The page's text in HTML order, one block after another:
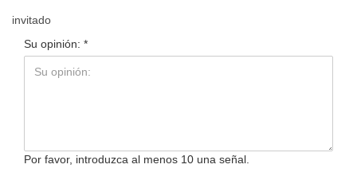
invitado
Su opinión:
Por favor, introduzca al menos 10 una señal.